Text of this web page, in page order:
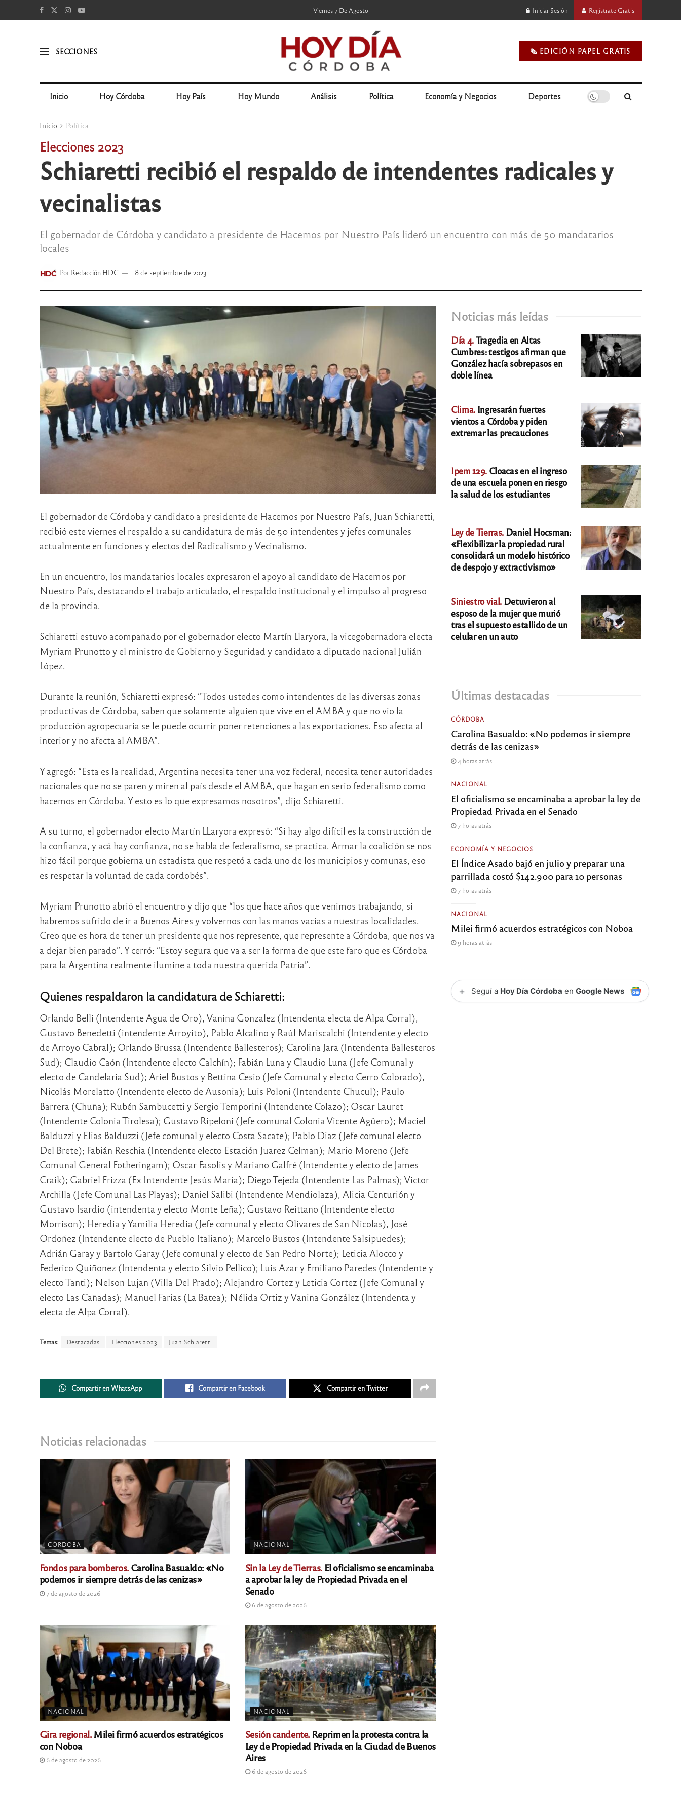
Viernes 7 De Agosto Iniciar Sesión Regístrate Gratis
SECCIONES 🗞️ EDICIÓN PAPEL GRATIS
Inicio Hoy Córdoba Hoy País Hoy Mundo Análisis Política Economía y Negocios Deportes
Inicio Política
Elecciones 2023
Schiaretti recibió el respaldo de intendentes radicales y
vecinalistas
El gobernador de Córdoba y candidato a presidente de Hacemos por Nuestro País lideró un encuentro con más de 50 mandatarios
locales
Por Redacción HDC 8 de septiembre de 2023
El gobernador de Córdoba y candidato a presidente de Hacemos por Nuestro País, Juan Schiaretti,
recibió este viernes el respaldo a su candidatura de más de 50 intendentes y jefes comunales
actualmente en funciones y electos del Radicalismo y Vecinalismo.
En un encuentro, los mandatarios locales expresaron el apoyo al candidato de Hacemos por
Nuestro País, destacando el trabajo articulado, el respaldo institucional y el impulso al progreso
de la provincia.
Schiaretti estuvo acompañado por el gobernador electo Martín Llaryora, la vicegobernadora electa
Myriam Prunotto y el ministro de Gobierno y Seguridad y candidato a diputado nacional Julián
López.
Durante la reunión, Schiaretti expresó: “Todos ustedes como intendentes de las diversas zonas
productivas de Córdoba, saben que solamente alguien que vive en el AMBA y que no vio la
producción agropecuaria se le puede ocurrir poner retenciones a las exportaciones. Eso afecta al
interior y no afecta al AMBA”.
Y agregó: “Esta es la realidad, Argentina necesita tener una voz federal, necesita tener autoridades
nacionales que no se paren y miren al país desde el AMBA, que hagan en serio federalismo como
hacemos en Córdoba. Y esto es lo que expresamos nosotros”, dijo Schiaretti.
A su turno, el gobernador electo Martín LLaryora expresó: “Si hay algo difícil es la construcción de
la confianza, y acá hay confianza, no se habla de federalismo, se practica. Armar la coalición se nos
hizo fácil porque gobierna un estadista que respetó a cada uno de los municipios y comunas, eso
es respetar la voluntad de cada cordobés”.
Myriam Prunotto abrió el encuentro y dijo que “los que hace años que venimos trabajando, si
habremos sufrido de ir a Buenos Aires y volvernos con las manos vacías a nuestras localidades.
Creo que es hora de tener un presidente que nos represente, que represente a Córdoba, que nos va
a dejar bien parado”. Y cerró: “Estoy segura que va a ser la forma de que este faro que es Córdoba
para la Argentina realmente ilumine a toda nuestra querida Patria”.
Quienes respaldaron la candidatura de Schiaretti:
Orlando Belli (Intendente Agua de Oro), Vanina Gonzalez (Intendenta electa de Alpa Corral),
Gustavo Benedetti (intendente Arroyito), Pablo Alcalino y Raúl Mariscalchi (Intendente y electo
de Arroyo Cabral); Orlando Brussa (Intendente Ballesteros); Carolina Jara (Intendenta Ballesteros
Sud); Claudio Caón (Intendente electo Calchín); Fabián Luna y Claudio Luna (Jefe Comunal y
electo de Candelaria Sud); Ariel Bustos y Bettina Cesio (Jefe Comunal y electo Cerro Colorado),
Nicolás Morelatto (Intendente electo de Ausonia); Luis Poloni (Intendente Chucul); Paulo
Barrera (Chuña); Rubén Sambucetti y Sergio Temporini (Intendente Colazo); Oscar Lauret
(Intendente Colonia Tirolesa); Gustavo Ripeloni (Jefe comunal Colonia Vicente Agüero); Maciel
Balduzzi y Elias Balduzzi (Jefe comunal y electo Costa Sacate); Pablo Diaz (Jefe comunal electo
Del Brete); Fabián Reschia (Intendente electo Estación Juarez Celman); Mario Moreno (Jefe
Comunal General Fotheringam); Oscar Fasolis y Mariano Galfré (Intendente y electo de James
Craik); Gabriel Frizza (Ex Intendente Jesús María); Diego Tejeda (Intendente Las Palmas); Victor
Archilla (Jefe Comunal Las Playas); Daniel Salibi (Intendente Mendiolaza), Alicia Centurión y
Gustavo Isardio (intendenta y electo Monte Leña); Gustavo Reittano (Intendente electo
Morrison); Heredia y Yamilia Heredia (Jefe comunal y electo Olivares de San Nicolas), José
Ordoñez (Intendente electo de Pueblo Italiano); Marcelo Bustos (Intendente Salsipuedes);
Adrián Garay y Bartolo Garay (Jefe comunal y electo de San Pedro Norte); Leticia Alocco y
Federico Quiñonez (Intendenta y electo Silvio Pellico); Luis Azar y Emiliano Paredes (Intendente y
electo Tanti); Nelson Lujan (Villa Del Prado); Alejandro Cortez y Leticia Cortez (Jefe Comunal y
electo Las Cañadas); Manuel Farias (La Batea); Nélida Ortiz y Vanina González (Intendenta y
electa de Alpa Corral).
Temas: Destacadas Elecciones 2023 Juan Schiaretti
Compartir en WhatsApp Compartir en Facebook Compartir en Twitter
Noticias relacionadas
CÓRDOBA
Fondos para bomberos.Carolina Basualdo: «No
podemos ir siempre detrás de las cenizas»
7 de agosto de 2026
NACIONAL
Sin la Ley de Tierras.El oficialismo se encaminaba
a aprobar la ley de Propiedad Privada en el
Senado
6 de agosto de 2026
NACIONAL
Gira regional.Milei firmó acuerdos estratégicos
con Noboa
6 de agosto de 2026
NACIONAL
Sesión candente. Reprimen la protesta contra la
Ley de Propiedad Privada en la Ciudad de Buenos
Aires
6 de agosto de 2026
Noticias más leídas
Día 4.Tragedia en Altas
Cumbres: testigos afirman que
González hacía sobrepasos en
doble línea
Clima. Ingresarán fuertes
vientos a Córdoba y piden
extremar las precauciones
Ipem 129. Cloacas en el ingreso
de una escuela ponen en riesgo
la salud de los estudiantes
Ley de Tierras. Daniel Hocsman:
«Flexibilizar la propiedad rural
consolidará un modelo histórico
de despojo y extractivismo»
Siniestro vial. Detuvieron al
esposo de la mujer que murió
tras el supuesto estallido de un
celular en un auto
Últimas destacadas
CÓRDOBA
Carolina Basualdo: «No podemos ir siempre
detrás de las cenizas»
4 horas atrás
NACIONAL
El oficialismo se encaminaba a aprobar la ley de
Propiedad Privada en el Senado
7 horas atrás
ECONOMÍA Y NEGOCIOS
El Índice Asado bajó en julio y preparar una
parrillada costó $142.900 para 10 personas
7 horas atrás
NACIONAL
Milei firmó acuerdos estratégicos con Noboa
9 horas atrás
+ Seguí a Hoy Día Córdoba enGoogle News